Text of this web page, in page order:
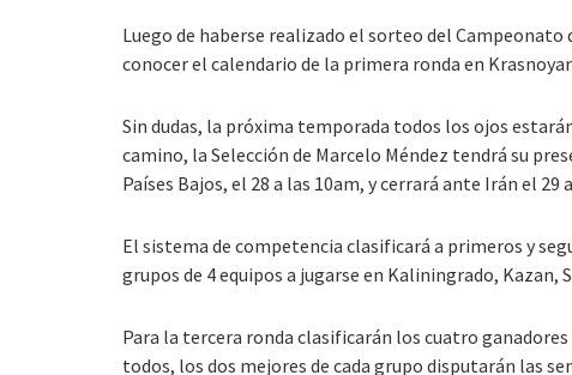
Luego de haberse realizado el sorteo del Campeonato
conocer el calendario de la primera ronda en
Sin dudas, la próxima temporada todos los ojos
camino, la Selección de Marcelo Méndez tendrá su
Países Bajos, el 28 a las 10am, y cerrará ante Irán el 29
El sistema de competencia clasificará a primeros y
grupos de 4 equipos a jugarse en Kaliningrado, Kazan,
Para la tercera ronda clasificarán los cuatro
todos, los dos mejores de cada grupo disputarán las